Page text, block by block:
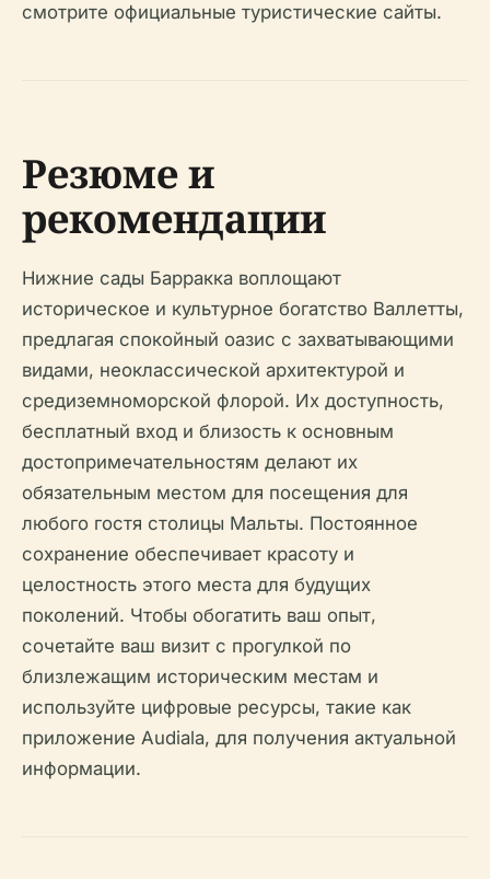
смотрите официальные туристические сайты.
Резюме и
рекомендации
Нижние сады Барракка воплощают
историческое и культурное богатство Валлетты,
предлагая спокойный оазис с захватывающими
видами, неоклассической архитектурой и
средиземноморской флорой. Их доступность,
бесплатный вход и близость к основным
достопримечательностям делают их
обязательным местом для посещения для
любого гостя столицы Мальты. Постоянное
сохранение обеспечивает красоту и
целостность этого места для будущих
поколений. Чтобы обогатить ваш опыт,
сочетайте ваш визит с прогулкой по
близлежащим историческим местам и
используйте цифровые ресурсы, такие как
приложение Audiala, для получения актуальной
информации.